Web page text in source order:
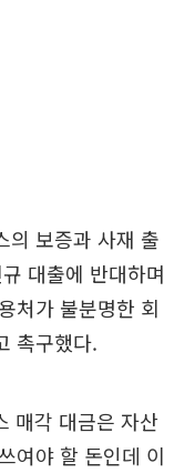
의 보증과 사재 출
대출에 반대하며
처가 불분명한 회
촉구했다.
매각 대금은 자산
여야 할 돈인데 이